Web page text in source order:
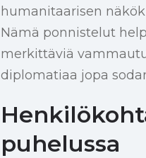
humanitaarisen
Nämä ponnistelut
merkittäviä
diplomatiaa jopa
puhelussa